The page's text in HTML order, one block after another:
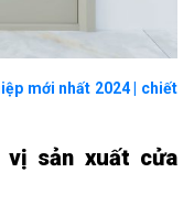
mới nhất 2024 | chiết
vị sản xuất cửa